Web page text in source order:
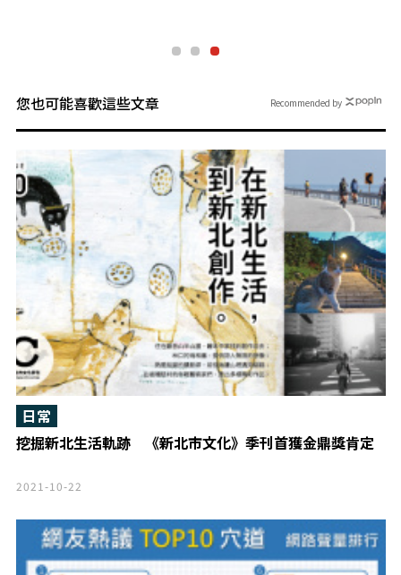
您也可能喜歡這些文章
挖掘新北生活軌跡 《新北市文化》季刊首獲金鼎獎肯定
日常
2021-10-22
Recommended by